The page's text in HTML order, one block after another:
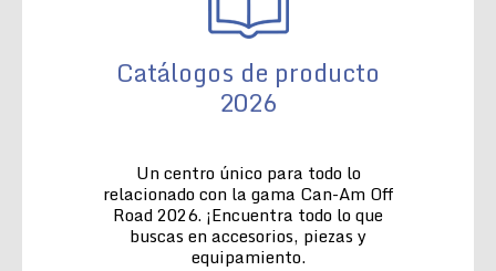
Catálogos de producto
2026
Un centro único para todo lo
relacionado con la gama Can-Am Off
Road 2026. ¡Encuentra todo lo que
buscas en accesorios, piezas y
equipamiento.